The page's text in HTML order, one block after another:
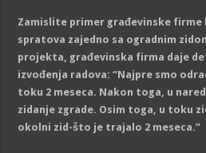
Zamislite primer građevinske firme
spratova zajedno sa ogradnim
projekta, građevinska firma daje
izvođenja radova: “Najpre smo
toku 2 meseca. Nakon toga, u
zidanje zgrade. Osim toga, u toku
okolni zid-što je trajalo 2 meseca.”